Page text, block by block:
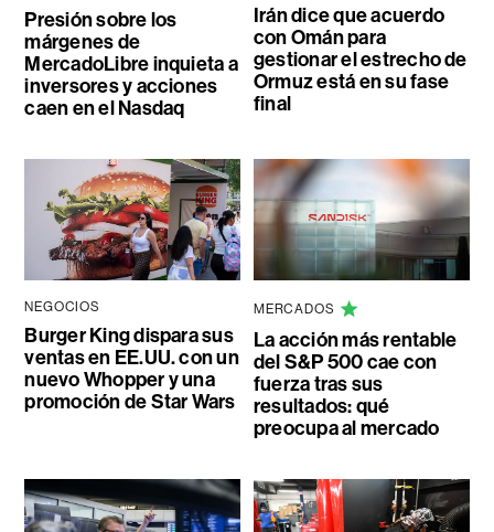
Presión sobre los
márgenes de
MercadoLibre inquieta a
inversores y acciones
caen en el Nasdaq
Irán dice que acuerdo
con Omán para
gestionar el estrecho de
Ormuz está en su fase
final
NEGOCIOS
Burger King dispara sus
ventas en EE.UU. con un
nuevo Whopper y una
promoción de Star Wars
MERCADOS
La acción más rentable
del S&P 500 cae con
fuerza tras sus
resultados: qué
preocupa al mercado